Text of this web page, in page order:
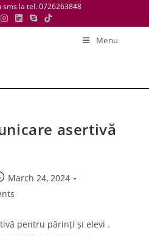
sms la tel. 0726263848
Menu
asertivă
March 24, 2024
pentru părinți și elevi .